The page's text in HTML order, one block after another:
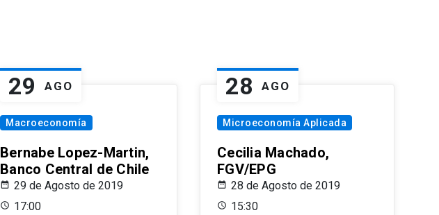
29 AGO
Macroeconomía
Bernabe Lopez-Martin,
Banco Central de Chile
29 de Agosto de 2019
17:00
28 AGO
Microeconomía Aplicada
Cecilia Machado,
FGV/EPG
28 de Agosto de 2019
15:30